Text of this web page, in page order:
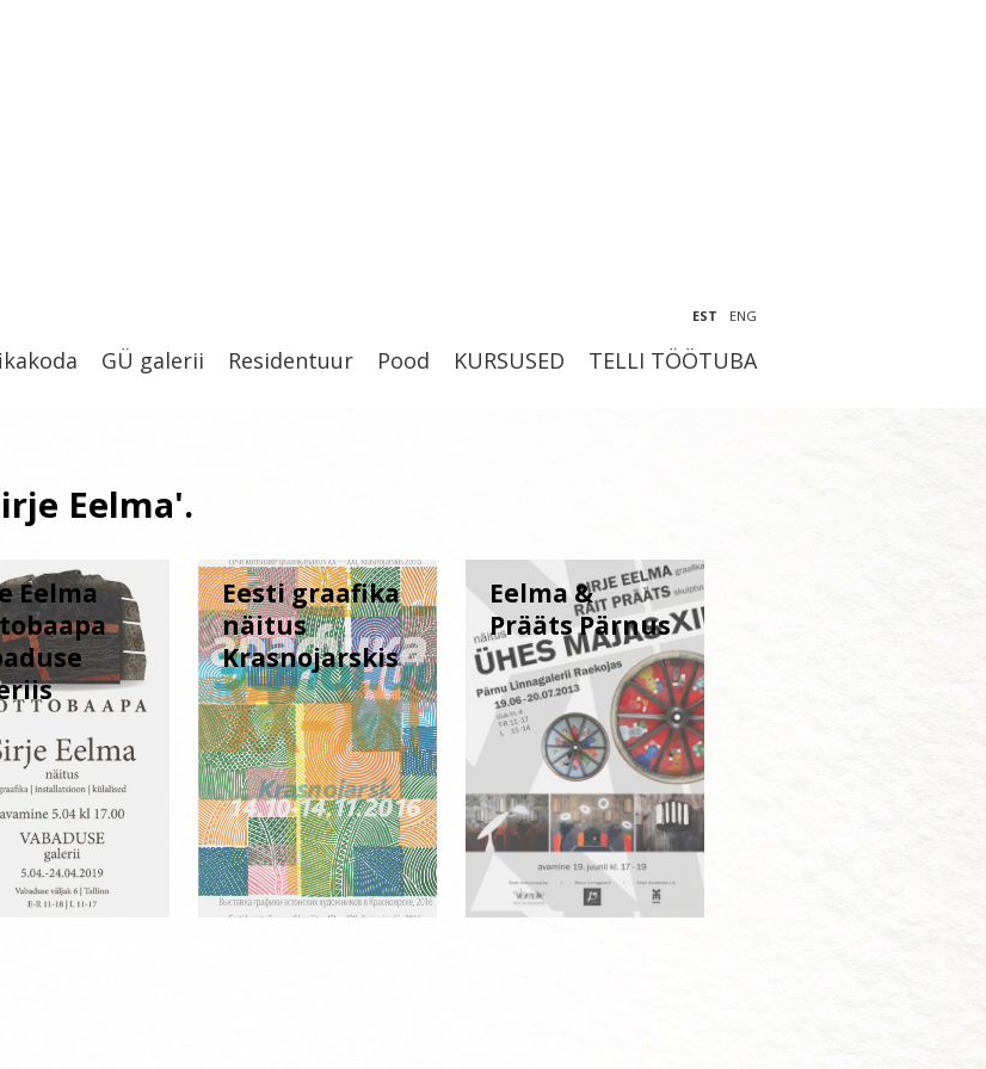
EST ENG
GÜ galerii Residentuur Pood KURSUSED TELLI TÖÖTUBA
Eelma'.
Eelma
Eesti graafika
näitus
Krasnojarskis
Eelma &
Prääts Pärnus